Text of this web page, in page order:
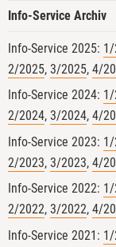
wir
praktisch
dann für
drei
den
Info-Service Archiv
Info-Service 2025:
2/2025,3/2025,4/
Info-Service 2024:
2/2024,3/2024,4/
Info-Service 2023:
2/2023,3/2023,4/
Info-Service 2022:
2/2022,3/2022,4/
Info-Service 2021: 1/